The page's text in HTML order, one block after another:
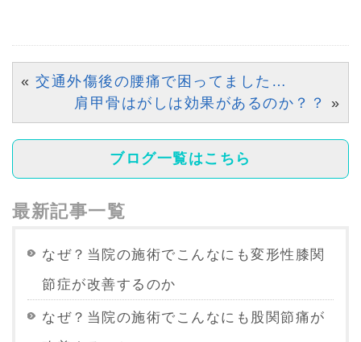
« 交通外傷後の腰痛で困ってました…
肩甲骨はがしは効果があるのか？？
»
ブログ一覧はこちら
最新記事一覧
なぜ？当院の施術でこんなにも変形性膝関
節症が改善するのか
なぜ？当院の施術でこんなにも股関節痛が